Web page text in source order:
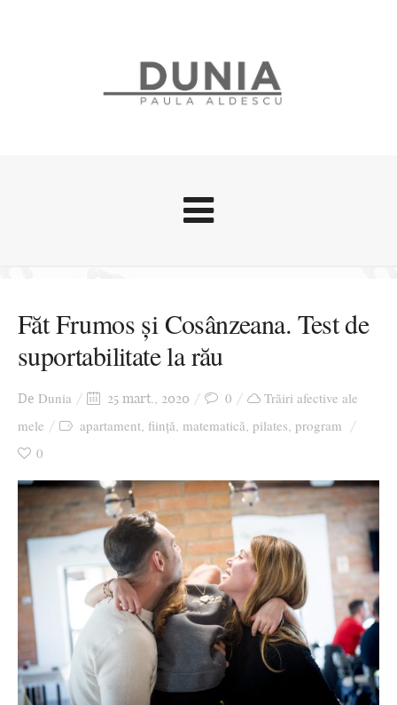
Stari afective
Zice Dunia
Călătorii
Cursuri povestite
Ziua culorii
Făt Frumos și Cosânzeana. Test de
suportabilitate la rău
De Dunia 25 mart., 2020 0
Trăiri afective ale
mele
apartament, ființă, matematică, pilates, program
0